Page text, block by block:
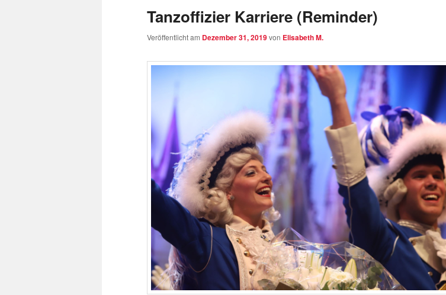
Tanzoffizier Karriere (Reminder)
Veröffentlicht am Dezember 31, 2019von Elisabeth M.